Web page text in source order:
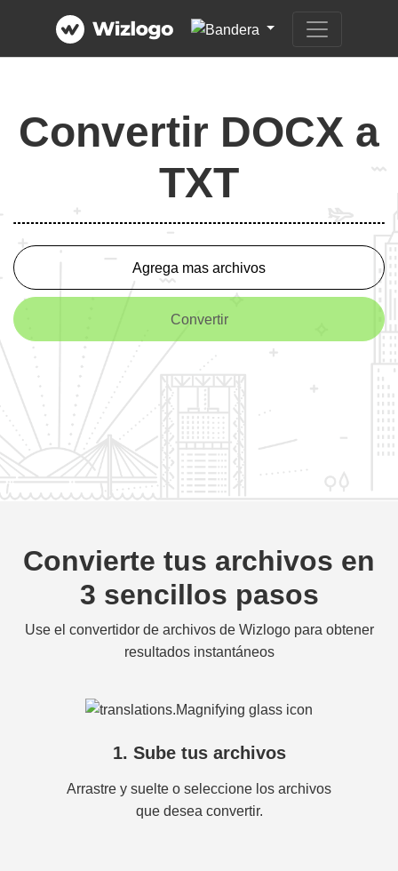
Convertir DOCX a
TXT
Agrega mas archivos
Convertir
Convierte tus archivos en
3 sencillos pasos
Use el convertidor de archivos de Wizlogo para obtener
resultados instantáneos
1. Sube tus archivos
Arrastre y suelte o seleccione los archivos
que desea convertir.